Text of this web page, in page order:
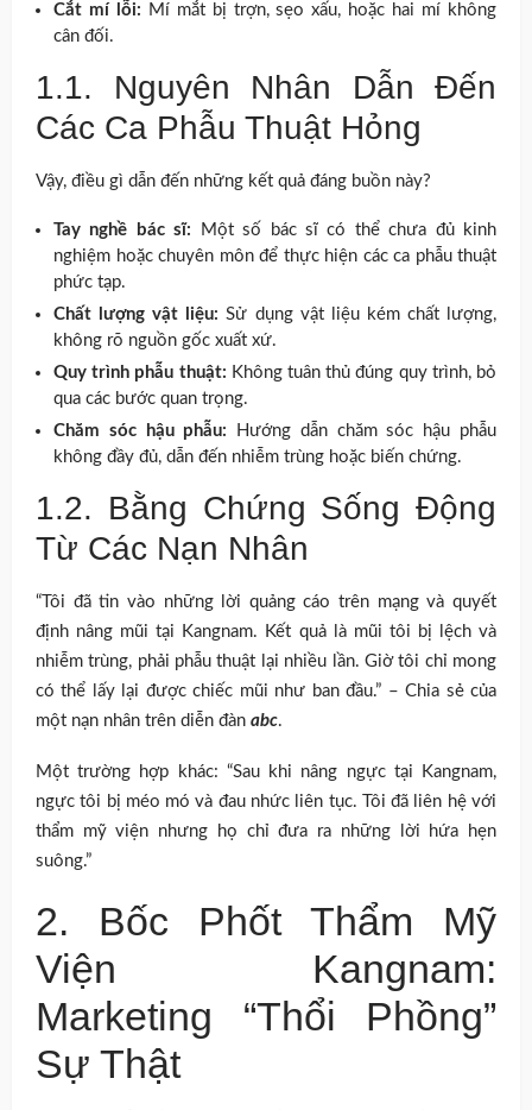
Cắt mí lỗi: Mí mắt bị trợn, sẹo xấu, hoặc hai mí không
cân đối.
1.1. Nguyên Nhân Dẫn Đến
Các Ca Phẫu Thuật Hỏng
Vậy, điều gì dẫn đến những kết quả đáng buồn này?
Tay nghề bác sĩ: Một số bác sĩ có thể chưa đủ kinh
nghiệm hoặc chuyên môn để thực hiện các ca phẫu thuật
phức tạp.
Chất lượng vật liệu: Sử dụng vật liệu kém chất lượng,
không rõ nguồn gốc xuất xứ.
Quy trình phẫu thuật: Không tuân thủ đúng quy trình, bỏ
qua các bước quan trọng.
Chăm sóc hậu phẫu: Hướng dẫn chăm sóc hậu phẫu
không đầy đủ, dẫn đến nhiễm trùng hoặc biến chứng.
1.2. Bằng Chứng Sống Động
Từ Các Nạn Nhân
“Tôi đã tin vào những lời quảng cáo trên mạng và quyết
định nâng mũi tại Kangnam. Kết quả là mũi tôi bị lệch và
nhiễm trùng, phải phẫu thuật lại nhiều lần. Giờ tôi chỉ mong
có thể lấy lại được chiếc mũi như ban đầu.” – Chia sẻ của
một nạn nhân trên diễn đàn abc.
Một trường hợp khác: “Sau khi nâng ngực tại Kangnam,
ngực tôi bị méo mó và đau nhức liên tục. Tôi đã liên hệ với
thẩm mỹ viện nhưng họ chỉ đưa ra những lời hứa hẹn
suông.”
2. Bốc Phốt Thẩm Mỹ
Viện Kangnam:
Marketing “Thổi Phồng”
Sự Thật